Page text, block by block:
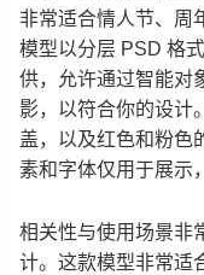
非常适合情人节、周
模型以分层 PSD 格
供，允许通过智能对
影，以符合你的设计
盖，以及红色和粉色
素和字体仅用于展示
相关性与使用场景非
计。这款模型非常适